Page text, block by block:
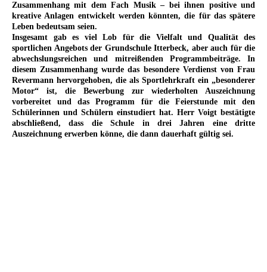
Zusammenhang mit dem Fach Musik – bei ihnen positive und
kreative Anlagen entwickelt werden könnten, die für das spätere
Leben bedeutsam seien.
Insgesamt gab es viel Lob für die Vielfalt und Qualität des
sportlichen Angebots der Grundschule Itterbeck, aber auch für die
abwechslungsreichen und mitreißenden Programmbeiträge. In
diesem Zusammenhang wurde das besondere Verdienst von Frau
Revermann hervorgehoben, die als Sportlehrkraft ein „besonderer
Motor“ ist, die Bewerbung zur wiederholten Auszeichnung
vorbereitet und das Programm für die Feierstunde mit den
Schülerinnen und Schülern einstudiert hat. Herr Voigt bestätigte
abschließend, dass die Schule in drei Jahren eine dritte
Auszeichnung erwerben könne, die dann dauerhaft gültig sei.